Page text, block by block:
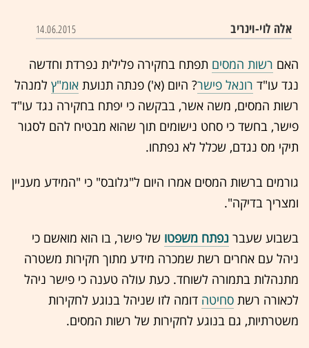
אלה לוי-וינריב 14.06.2015
האם רשות המסים תפתח בחקירה פלילית נפרדת וחדשה
נגד עו"ד רונאל פישר? היום (א') פנתה תנועת אומ"ץ למנהל
רשות המסים, משה אשר, בבקשה כי יפתח בחקירה נגד עו"ד
פישר, בחשד כי סחט נישומים תוך שהוא מבטיח להם לסגור
תיקי מס נגדם, שכלל לא נפתחו.
גורמים ברשות המסים אמרו היום ל"גלובס" כי "המידע מעניין
ומצריך בדיקה".
בשבוע שעבר נפתח משפטו של פישר, בו הוא מואשם כי
ניהל עם אחרים רשת שמכרה מידע מתוך חקירות משטרה
מתנהלות בתמורה לשוחד. כעת עולה טענה כי פישר ניהל
לכאורה רשת סחיטה דומה לזו שניהל בנוגע לחקירות
משטרתיות, גם בנוגע לחקירות של רשות המסים.